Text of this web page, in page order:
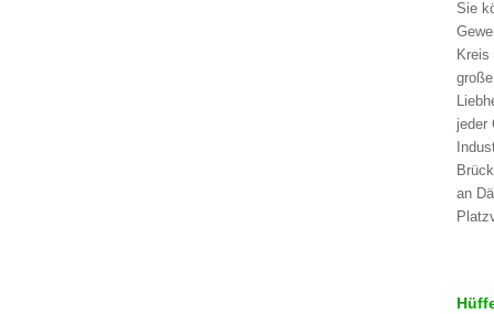
Sie
jeder
an